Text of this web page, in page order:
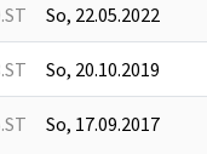
So, 22.05.2022
So, 20.10.2019
So, 17.09.2017